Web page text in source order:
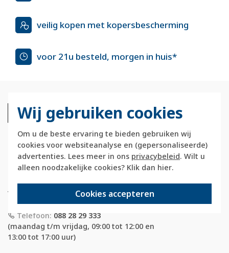
Wij gebruiken cookies
Om u de beste ervaring te bieden gebruiken wij
cookies voor websiteanalyse en (gepersonaliseerde)
advertenties. Lees meer in ons privacybeleid. Wilt u
alleen noodzakelijke cookies? Klik dan hier.
Cookies accepteren
veilig kopen met kopersbescherming
voor 21u besteld, morgen in huis*
Berkerstore.nl is onderdeel van e-Stores
International B.V. en geen webwinkel of
onderdeel van Hager
Vertriebsgesellschaft GmbH & Co. KG.
Telefoon: 088 28 29 333
(maandag t/m vrijdag, 09:00 tot 12:00 en
13:00 tot 17:00 uur)